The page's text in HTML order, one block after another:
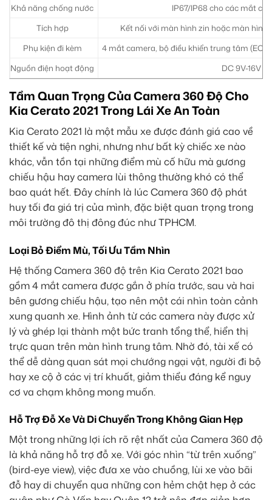
Khả năng chống nước
IP67/IP68 cho các mắt
Tích hợp
Kết nối với màn hình zin hoặc màn hình
Phụ kiện đi kèm
4 mắt camera, bộ điều khiển trung tâm
Nguồn điện hoạt động
DC 9V-16V
Tầm Quan Trọng Của Camera 360 Độ Cho
Kia Cerato 2021 Trong Lái Xe An Toàn
Kia Cerato 2021 là một mẫu xe được đánh giá cao về
thiết kế và tiện nghi, nhưng như bất kỳ chiếc xe nào
khác, vẫn tồn tại những điểm mù cố hữu mà gương
chiếu hậu hay camera lùi thông thường khó có thể
bao quát hết. Đây chính là lúc Camera 360 độ phát
huy tối đa giá trị của mình, đặc biệt quan trọng trong
môi trường đô thị đông đúc như TPHCM.
Loại Bỏ Điểm Mù, Tối Ưu Tầm Nhìn
Hệ thống Camera 360 độ trên Kia Cerato 2021 bao
gồm 4 mắt camera được gắn ở phía trước, sau và hai
bên gương chiếu hậu, tạo nên một cái nhìn toàn cảnh
xung quanh xe. Hình ảnh từ các camera này được xử
lý và ghép lại thành một bức tranh tổng thể, hiển thị
trực quan trên màn hình trung tâm. Nhờ đó, tài xế có
thể dễ dàng quan sát mọi chướng ngại vật, người đi bộ
hay xe cộ ở các vị trí khuất, giảm thiểu đáng kể nguy
cơ va chạm không mong muốn.
Hỗ Trợ Đỗ Xe Và Di Chuyển Trong Không Gian Hẹp
Một trong những lợi ích rõ rệt nhất của Camera 360 độ
là khả năng hỗ trợ đỗ xe. Với góc nhìn “từ trên xuống”
(bird-eye view), việc đưa xe vào chuồng, lùi xe vào bãi
đỗ hay di chuyển qua những con hẻm chật hẹp ở các